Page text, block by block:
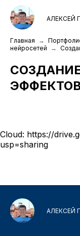
АЛЕКСЕЙ
Главная
нейросетей
Cloud: https://
usp=sharing
АЛЕКСЕЙ